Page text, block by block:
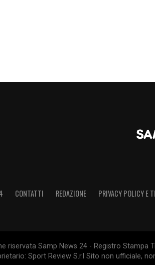
CONTATTI REDAZIONE PRIVACY POLICY E
riservata Samp News 24 - Registro Stampa
Sport Review S.r.l Sito non ufficiale,